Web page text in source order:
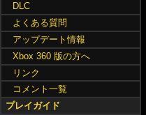
DLC
よくある質問
アップデート情報
Xbox 360 版の方へ
リンク
コメント一覧
プレイガイド